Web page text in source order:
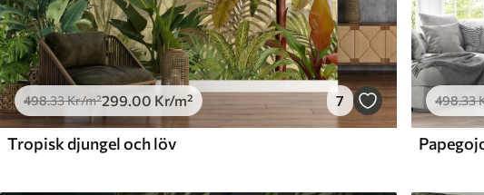
Tillgängliga material
Standard
498.33299.00Kr/m²
Premium
631 .67379.00Kr
Premiumvinyl Peel and Stick
498.33Kr/m²299 .00 Kr/m² 7
Tropisk djungel och löv
498.33